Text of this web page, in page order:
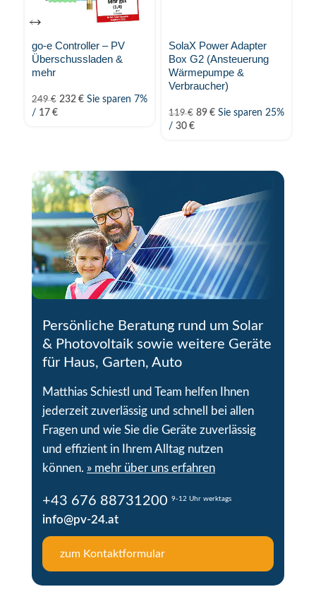
go-e Controller – PV
Überschussladen &
mehr
249€ 232 € Sie sparen 7%
/ 17 €
SolaX Power Adapter
Box G2 (Ansteuerung
Wärmepumpe &
Verbraucher)
119€ 89 € Sie sparen 25%
/ 30 €
Persönliche Beratung rund um Solar
& Photovoltaik sowie weitere Geräte
für Haus, Garten, Auto
Matthias Schiestl und Team helfen Ihnen
jederzeit zuverlässig und schnell bei allen
Fragen und wie Sie die Geräte zuverlässig
und effizient in Ihrem Alltag nutzen
können. » mehr über uns erfahren
+43 676 88731200 9-12 Uhr werktags
info@pv-24.at
zum Kontaktformular